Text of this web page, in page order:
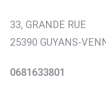
33, GRANDE RUE
25390 GUYANS-
0681633801